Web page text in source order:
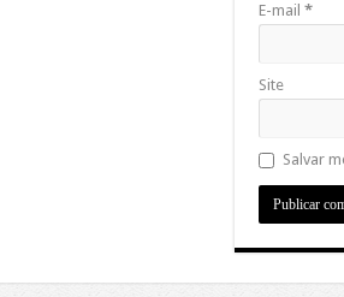
E-mail *
Site
Salvar